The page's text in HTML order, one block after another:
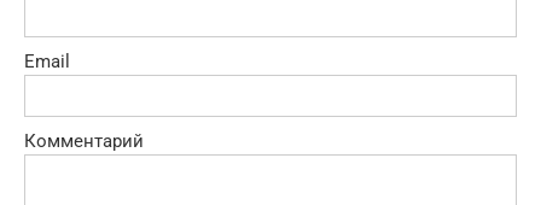
Email
Комментарий